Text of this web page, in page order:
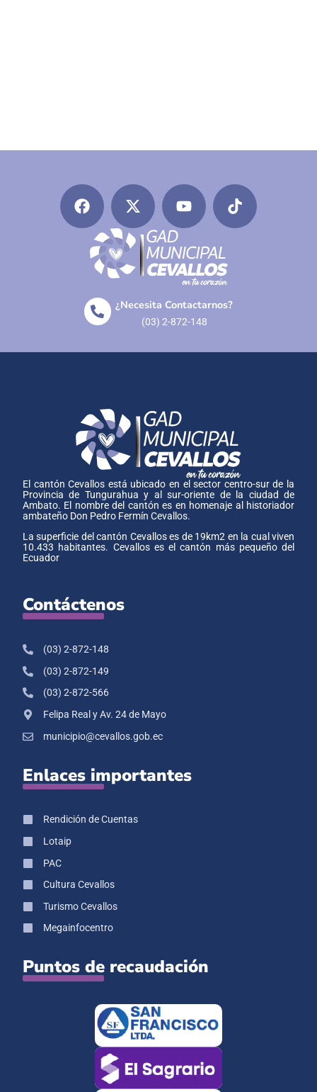
¿Necesita Contactarnos?
(03) 2-872-148
El cantón Cevallos está ubicado en el sector centro-sur de la
Provincia de Tungurahua y al sur-oriente de la ciudad de
Ambato. El nombre del cantón es en homenaje al historiador
ambateño Don Pedro Fermín Cevallos.
La superficie del cantón Cevallos es de 19km2 en la cual viven
10.433 habitantes. Cevallos es el cantón más pequeño del
Ecuador
Contáctenos
(03) 2-872-148
(03) 2-872-149
(03) 2-872-566
Felipa Real y Av. 24 de Mayo
municipio@cevallos.gob.ec
Enlaces importantes
Rendición de Cuentas
Lotaip
PAC
Cultura Cevallos
Turismo Cevallos
Megainfocentro
Puntos de recaudación